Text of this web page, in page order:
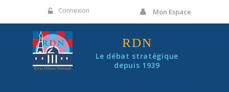
Connexion Mon Espace
RDN
Le débat stratégique
depuis 1939